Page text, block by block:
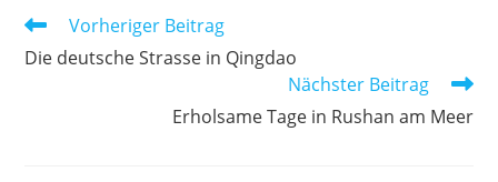
Weitere
Artikel
ansehen
Vorheriger Beitrag
Die deutsche Strasse in Qingdao
Nächster Beitrag
Erholsame Tage in Rushan am Meer